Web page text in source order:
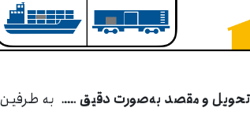
به طرفین